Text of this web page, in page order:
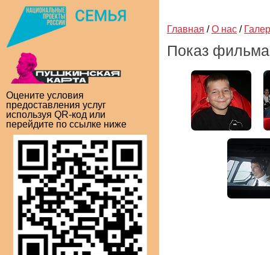
Оцените условия
предоставления услуг
используя QR-код или
перейдите по ссылке ниже
Главная / О нас /
Показ